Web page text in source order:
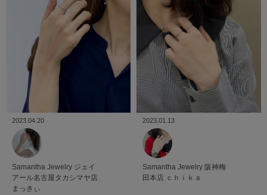
2023.04.20
Samantha Jewelry ジェイ
アール名古屋タカシマヤ店
まっきぃ
2023.01.13
Samantha Jewelry 阪神梅
田本店 ｃｈｉｋａ